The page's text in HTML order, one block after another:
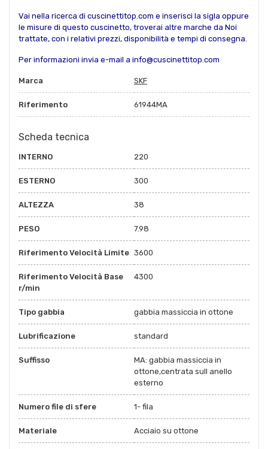
Vai nella ricerca di cuscinettitop.com e inserisci la sigla oppure
le misure di questo cuscinetto, troverai altre marche da Noi
trattate, con i relativi prezzi, disponibilità e tempi di consegna.
Per informazioni invia e-mail a info@cuscinettitop.com
Marca SKF
Riferimento 61944MA
Scheda tecnica
INTERNO 220
ESTERNO 300
ALTEZZA 38
PESO 7.98
Riferimento Velocità Limite 3600
Riferimento Velocità Base
r/min
4300
Tipo gabbia gabbia massiccia in ottone
Lubrificazione standard
Suffisso
MA: gabbia massiccia in
ottone,centrata sull anello
esterno
Numero file di sfere 1- fila
Materiale Acciaio su ottone